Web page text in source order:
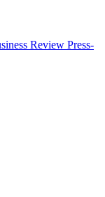
Review Press-